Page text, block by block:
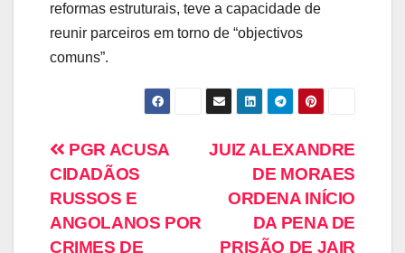
reformas estruturais, teve a capacidade de
reunir parceiros em torno de “objectivos
comuns”.
JUIZ ALEXANDRE
DE MORAES
ORDENA INÍCIO
DA PENA DE
PRISÃO DE JAIR
PGR ACUSA
CIDADÃOS
RUSSOS E
ANGOLANOS POR
CRIMES DE